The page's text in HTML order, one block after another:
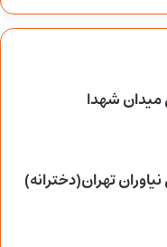
میدان شهدا
تهران(دخترانه)